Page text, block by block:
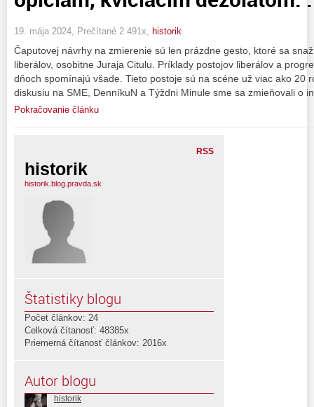
19. mája 2024, Prečítané 2 491x, historik
Čaputovej návrhy na zmierenie sú len prázdne gesto, ktoré sa
liberálov, osobitne Juraja Citulu. Príklady postojov liberálov a
dňoch spomínajú všade. Tieto postoje sú na scéne už viac ako 20
diskusiu na SME, DenníkuN a Týždni Minule sme sa zmieňovali o
Pokračovanie článku
RSS
historik
historik.blog.pravda.sk
Štatistiky blogu
Počet článkov: 24
Celková čítanosť: 48385x
Priemerná čítanosť článkov: 2016x
Autor blogu
historik